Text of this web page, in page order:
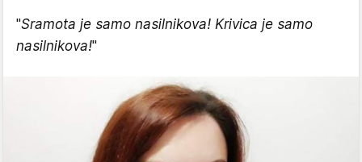
"Sramota je samo nasilnikova! Krivica je samo
nasilnikova!"